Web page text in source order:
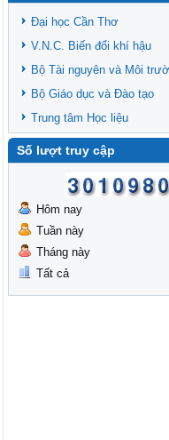
Đại học Cần Thơ
V.N.C. Biến đổi khí hậu
Bộ Tài nguyên và Môi
Bộ Giáo dục và Đào tạo
Trung tâm Học liệu
Số lượt truy cập
Hôm nay
Tuần này
Tháng này
Tất cả